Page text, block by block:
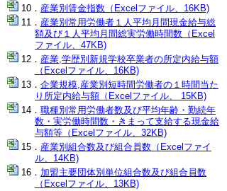
産業別賃金指数（Excelファイル、16KB)
産業別常用労働者１人平均月間現金給与総
額及び１人平均月間総実労働時間数（Excel
ファイル、47KB)
産業,学歴別新規学校卒業者の所定内給与額
（Excelファイル、16KB)
企業規模,産業別短時間労働者の１時間当た
り所定内給与額（Excelファイル、 15KB)
職種別常用労働者数及び平均年齢・勤続年
数・実労働時間数・きまって支給する現金給
与額等（Excelファイル、32KB)
産業別組合数及び組合員数（Excelファイ
ル、14KB)
加盟主要団体別単位組合数及び組合員数
（Excelファイル、13KB)